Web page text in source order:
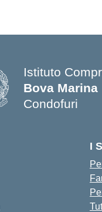
Istituto
Bova Marina
Condofuri
I